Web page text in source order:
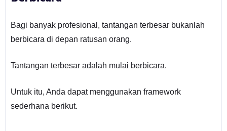
Bagi banyak profesional, tantangan terbesar bukanlah
berbicara di depan ratusan orang.
Tantangan terbesar adalah mulai berbicara.
Untuk itu, Anda dapat menggunakan framework
sederhana berikut.